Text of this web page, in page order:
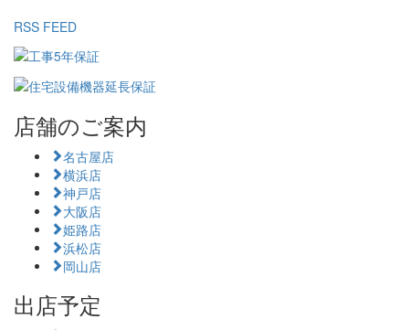
RSS FEED
店舗のご案内
名古屋店
横浜店
神戸店
大阪店
姫路店
浜松店
岡山店
出店予定